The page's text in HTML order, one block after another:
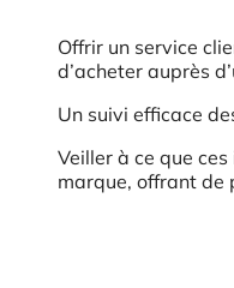
Offrir un service
d’acheter auprès
Un suivi efficace
Veiller à ce que
marque, offrant de